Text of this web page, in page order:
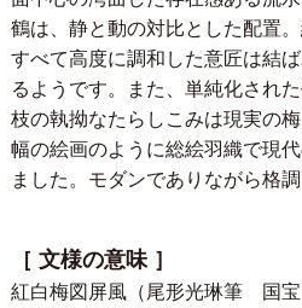
鶴は、静と動の対比とした配置
すべて高度に調和した意匠は結
るようです。また、単純化され
枝の執拗なたらしこみは現実の
幅の絵画のように総絵羽織で現
ました。モダンでありながら格調
［ 文様の意味 ］
紅白梅図屏風（尾形光琳筆 国